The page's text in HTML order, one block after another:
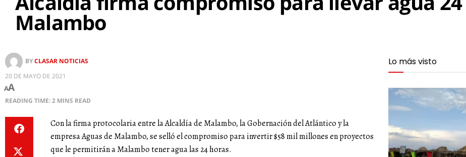
Malambo
BYCLASAR NOTICIAS
20 DE MAYO DE 2021
AA
READING TIME: 2 MINS READ
Con la firma protocolaria entre la Alcaldía de Malambo, la Gobernación del Atlántico y la
empresa Aguas de Malambo, se selló el compromiso para invertir $58 mil millones en proyectos
que le permitirán a Malambo tener agua las 24 horas.
Lo más visto